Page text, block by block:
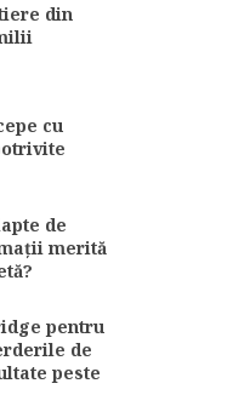
din
cu
de
merită
pentru
de
peste